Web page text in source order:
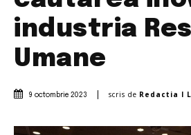
industria
Umane
9 octombrie 2023 scris de Redactia I